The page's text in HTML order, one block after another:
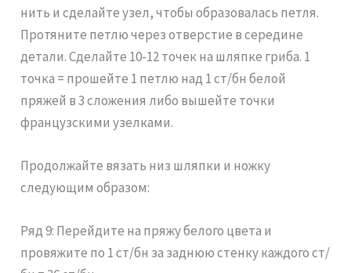
нить и сделайте узел, чтобы образовалась петля.
Протяните петлю через отверстие в середине
детали. Сделайте 10-12 точек на шляпке гриба. 1
точка = прошейте 1 петлю над 1 ст/бн белой
пряжей в 3 сложения либо вышейте точки
французскими узелками.
Продолжайте вязать низ шляпки и ножку
следующим образом:
Ряд 9: Перейдите на пряжу белого цвета и
провяжите по 1 ст/бн за заднюю стенку каждого ст/